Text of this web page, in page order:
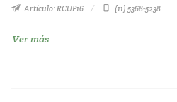
Artículo: RCUP16 (11) 5368-5238
Ver más